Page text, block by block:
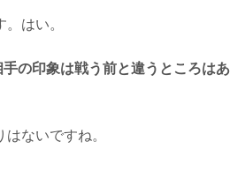
はい。
の印象は戦う前と違うところはあ
ないですね。